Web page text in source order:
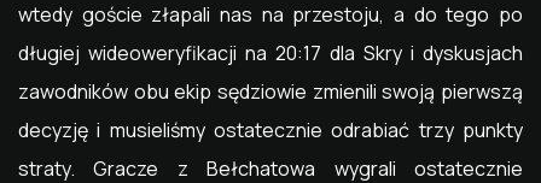
wtedy goście złapali nas na przestoju, a do tego po
długiej wideoweryfikacji na 20:17 dla Skry i dyskusjach
zawodników obu ekip sędziowie zmienili swoją pierwszą
decyzję i musieliśmy ostatecznie odrabiać trzy punkty
straty. Gracze z Bełchatowa wygrali ostatecznie